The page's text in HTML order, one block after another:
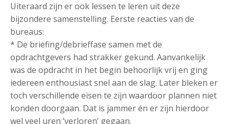
Uiteraard zijn er ook lessen te leren uit deze
bijzondere samenstelling. Eerste reacties van de
bureaus:
* De briefing/debrieffase samen met de
opdrachtgevers had strakker gekund. Aanvankelijk
was de opdracht in het begin behoorlijk vrij en ging
iedereen enthousiast snel aan de slag. Later bleken er
toch verschillende eisen te zijn waardoor plannen niet
konden doorgaan. Dat is jammer én er zijn hierdoor
wel veel uren ‘verloren’ gegaan.